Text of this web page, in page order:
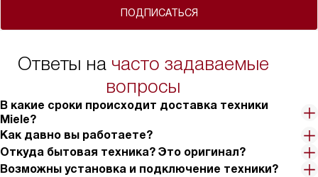
ПОДПИСАТЬСЯ
Ответы на часто задаваемые
вопросы
В какие сроки происходит доставка техники
Miele?
Как давно вы работаете?
Откуда бытовая техника? Это оригинал?
Возможны установка и подключение техники?